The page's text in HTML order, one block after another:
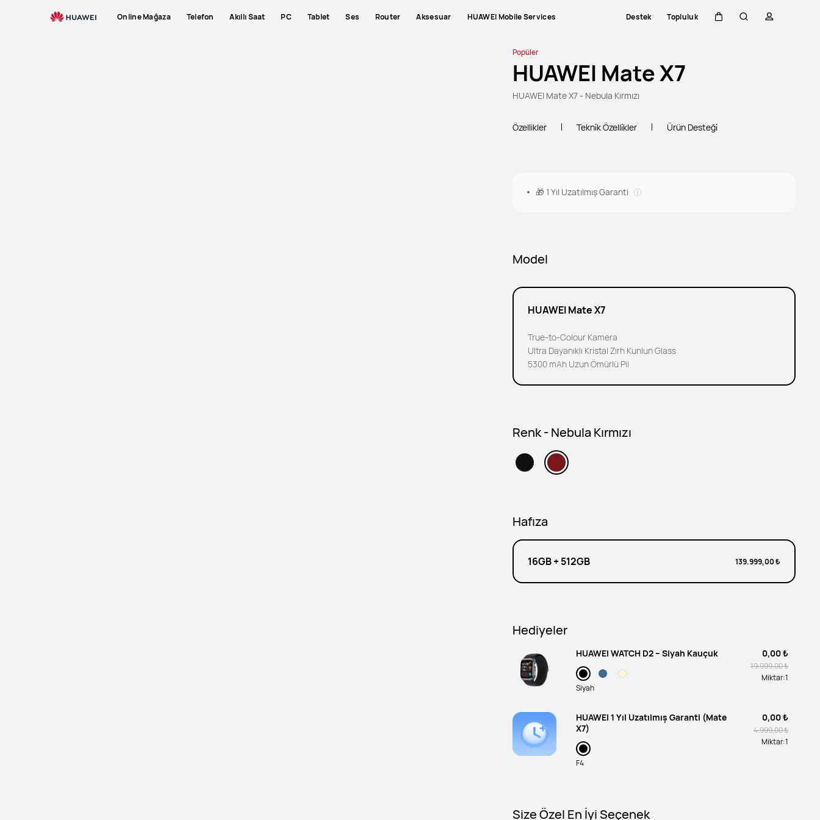
Online Mağaza Telefon Akıllı Saat PC Tablet Ses Router Aksesuar HUAWEI Mobile Services Destek Topluluk
Popüler
HUAWEI Mate X7
HUAWEI Mate X7 - Nebula Kırmızı
Özellikler Tekni̇k Özelli̇kler Ürün Desteği̇
🎁 1 Yıl Uzatılmış Garanti
Model
HUAWEI Mate X7
True-to-Colour Kamera
Ultra Dayanıklı Kristal Zırh Kunlun Glass
5300 mAh Uzun Ömürlü Pil
Renk - Nebula Kırmızı
Hafıza
16GB + 512GB 139.999,00 ₺
Hediyeler
HUAWEI WATCH D2 – Siyah Kauçuk
Siyah
0,00 ₺
19.999,00 ₺
Miktar:1
HUAWEI 1 Yıl Uzatılmış Garanti (Mate
X7)
F4
0,00 ₺
4.999,00 ₺
Miktar:1
Size Özel En İyi Seçenek